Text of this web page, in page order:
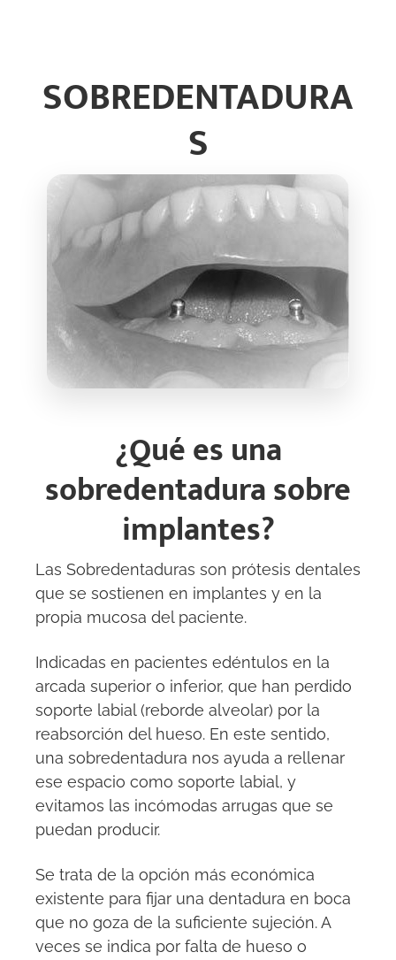
SOBREDENTADURA
S
¿Qué es una
sobredentadura sobre
implantes?
Las Sobredentaduras son prótesis dentales
que se sostienen en implantes y en la
propia mucosa del paciente.
Indicadas en pacientes edéntulos en la
arcada superior o inferior, que han perdido
soporte labial (reborde alveolar) por la
reabsorción del hueso. En este sentido,
una sobredentadura nos ayuda a rellenar
ese espacio como soporte labial, y
evitamos las incómodas arrugas que se
puedan producir.
Se trata de la opción más económica
existente para fijar una dentadura en boca
que no goza de la suficiente sujeción. A
veces se indica por falta de hueso o